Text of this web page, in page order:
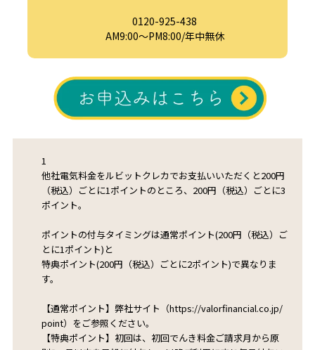
0120-925-438
AM9:00～PM8:00/年中無休
1
他社電気料金をルビットクレカでお支払いいただくと200円
（税込）ごとに1ポイントのところ、200円（税込）ごとに3
ポイント。
ポイントの付与タイミングは通常ポイント(200円（税込）ご
とに1ポイント)と
特典ポイント(200円（税込）ごとに2ポイント)で異なりま
す。
【通常ポイント】弊社サイト（https://valorfinancial.co.jp/
point）をご参照ください。
【特典ポイント】初回は、初回でんき料金ご請求月から原